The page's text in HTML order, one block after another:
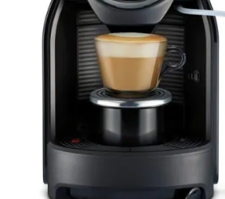
Rasnite
Complementare
Cesti si farfurii
Diverse
Lattiere
Pahare de cafea
Palete cafea